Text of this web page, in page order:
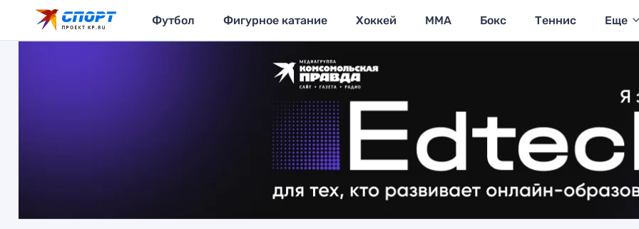
Футбол Фигурное катание Хоккей MMA Бокс Теннис Еще